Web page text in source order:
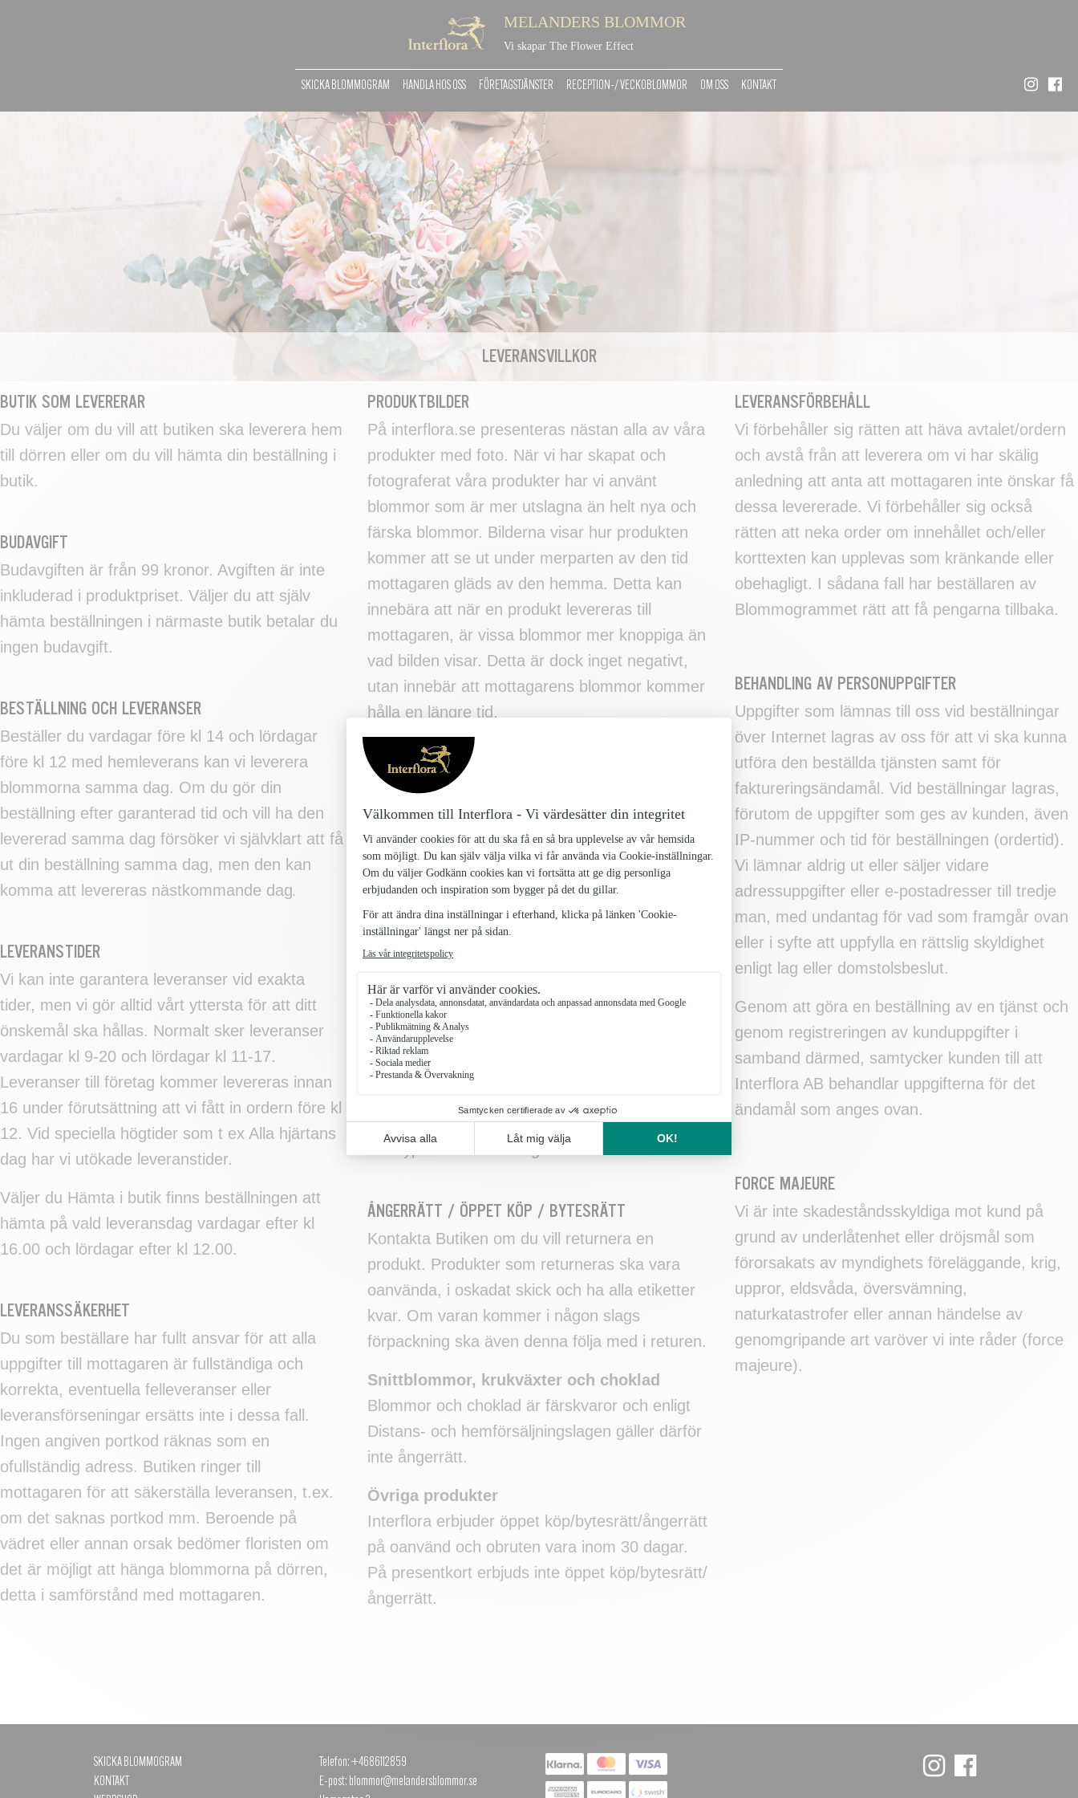
MELANDERS BLOMMOR
Vi skapar The Flower Effect
SKICKA BLOMMOGRAM HANDLA HOS OSS FÖRETAGSTJÄNSTER RECEPTION-/ VECKOBLOMMOR OM OSS KONTAKT
LEVERANSVILLKOR
BUTIK SOM LEVERERAR
Du väljer om du vill att butiken ska leverera hem
till dörren eller om du vill hämta din beställning i
butik.
BUDAVGIFT
Budavgiften är från 99 kronor. Avgiften är inte
inkluderad i produktpriset. Väljer du att själv
hämta beställningen i närmaste butik betalar du
ingen budavgift.
BESTÄLLNING OCH LEVERANSER
Beställer du vardagar före kl 14 och lördagar
före kl 12 med hemleverans kan vi leverera
blommorna samma dag. Om du gör din
beställning efter garanterad tid och vill ha den
levererad samma dag försöker vi självklart att få
ut din beställning samma dag, men den kan
komma att levereras nästkommande dag.
LEVERANSTIDER
Vi kan inte garantera leveranser vid exakta
tider, men vi gör alltid vårt yttersta för att ditt
önskemål ska hållas. Normalt sker leveranser
vardagar kl 9-20 och lördagar kl 11-17.
Leveranser till företag kommer levereras innan
16 under förutsättning att vi fått in ordern före kl
12. Vid speciella högtider som t ex Alla hjärtans
dag har vi utökade leveranstider.
Väljer du Hämta i butik finns beställningen att
hämta på vald leveransdag vardagar efter kl
16.00 och lördagar efter kl 12.00.
LEVERANSSÄKERHET
Du som beställare har fullt ansvar för att alla
uppgifter till mottagaren är fullständiga och
korrekta, eventuella felleveranser eller
leveransförseningar ersätts inte i dessa fall.
Ingen angiven portkod räknas som en
ofullständig adress. Butiken ringer till
mottagaren för att säkerställa leveransen, t.ex.
om det saknas portkod mm. Beroende på
vädret eller annan orsak bedömer floristen om
det är möjligt att hänga blommorna på dörren,
detta i samförstånd med mottagaren.
PRODUKTBILDER
På interflora.se presenteras nästan alla av våra
produkter med foto. När vi har skapat och
fotograferat våra produkter har vi använt
blommor som är mer utslagna än helt nya och
färska blommor. Bilderna visar hur produkten
kommer att se ut under merparten av den tid
mottagaren gläds av den hemma. Detta kan
innebära att när en produkt levereras till
mottagaren, är vissa blommor mer knoppiga än
vad bilden visar. Detta är dock inget negativt,
utan innebär att mottagarens blommor kommer
hålla en längre tid.
BEKRÄFTELSE
uppgifterna inte stämma ber vi dig att dig
kontakta oss.
AVBOKNING BESTÄLLNINGAR
000 kronor måste avbeställas skriftligen senast
96 timmar innan planerad leverans. Om
beställningens värde överstiger 6 000 kronor
måste den avbeställas en vecka innan planerad
av blommor och annat material för att hantera
den typen av beställningar.
ÅNGERRÄTT / ÖPPET KÖP / BYTESRÄTT
Kontakta Butiken om du vill returnera en
produkt. Produkter som returneras ska vara
oanvända, i oskadat skick och ha alla etiketter
kvar. Om varan kommer i någon slags
förpackning ska även denna följa med i returen.
Snittblommor, krukväxter och choklad
Blommor och choklad är färskvaror och enligt
Distans- och hemförsäljningslagen gäller därför
inte ångerrätt.
Övriga produkter
Interflora erbjuder öppet köp/bytesrätt/ångerrätt
på oanvänd och obruten vara inom 30 dagar.
På presentkort erbjuds inte öppet köp/bytesrätt/
ångerrätt.
LEVERANSFÖRBEHÅLL
Vi förbehåller sig rätten att häva avtalet/ordern
och avstå från att leverera om vi har skälig
anledning att anta att mottagaren inte önskar få
dessa levererade. Vi förbehåller sig också
rätten att neka order om innehållet och/eller
korttexten kan upplevas som kränkande eller
obehagligt. I sådana fall har beställaren av
Blommogrammet rätt att få pengarna tillbaka.
BEHANDLING AV PERSONUPPGIFTER
Uppgifter som lämnas till oss vid beställningar
över Internet lagras av oss för att vi ska kunna
utföra den beställda tjänsten samt för
faktureringsändamål. Vid beställningar lagras,
förutom de uppgifter som ges av kunden, även
IP-nummer och tid för beställningen (ordertid).
Vi lämnar aldrig ut eller säljer vidare
adressuppgifter eller e-postadresser till tredje
man, med undantag för vad som framgår ovan
eller i syfte att uppfylla en rättslig skyldighet
enligt lag eller domstolsbeslut.
Genom att göra en beställning av en tjänst och
genom registreringen av kunduppgifter i
samband därmed, samtycker kunden till att
Interflora AB behandlar uppgifterna för det
ändamål som anges ovan.
FORCE MAJEURE
Vi är inte skadeståndsskyldiga mot kund på
grund av underlåtenhet eller dröjsmål som
förorsakats av myndighets föreläggande, krig,
uppror, eldsvåda, översvämning,
naturkatastrofer eller annan händelse av
genomgripande art varöver vi inte råder (force
majeure).
SKICKA BLOMMOGRAM
KONTAKT
Telefon: +4686112859
E-post: blommor@melandersblommor.se